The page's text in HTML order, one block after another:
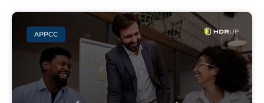
APPCC